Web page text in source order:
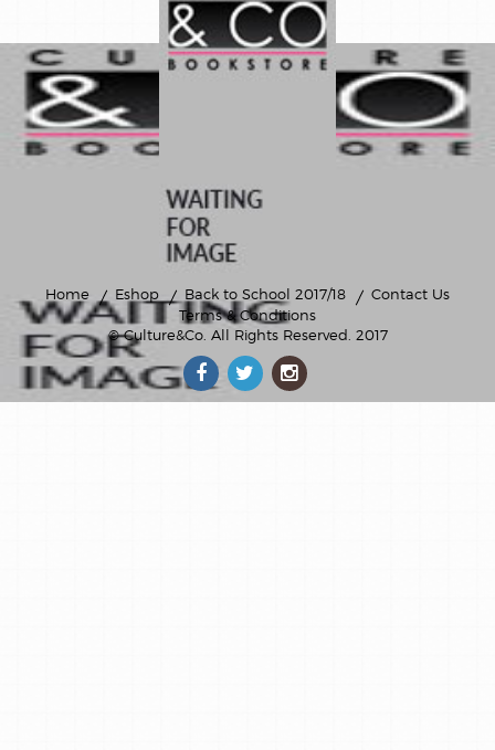
Home Eshop Back to School 2017/18
Contact Us
Terms & Conditions
© Culture&Co. All Rights Reserved. 2017